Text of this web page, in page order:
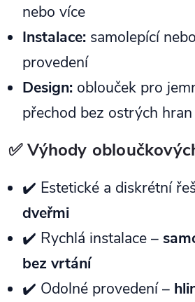
nebo více
Instalace: samolepící
provedení
Design: oblouček pro
přechod bez ostrých hran
✅ Výhody
✔️ Estetické a diskrétní
dveřmi
✔️ Rychlá instalace –
bez vrtání
✔️ Odolné provedení –